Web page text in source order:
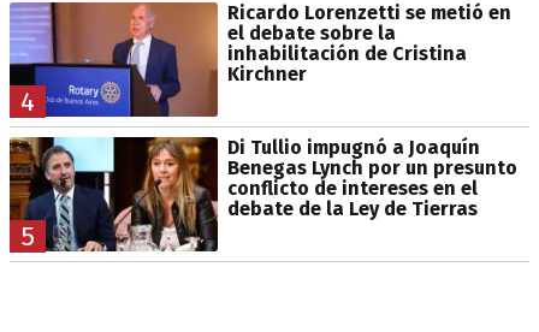
4
Ricardo Lorenzetti se metió en
el debate sobre la
inhabilitación de Cristina
Kirchner
5
Di Tullio impugnó a Joaquín
Benegas Lynch por un presunto
conflicto de intereses en el
debate de la Ley de Tierras